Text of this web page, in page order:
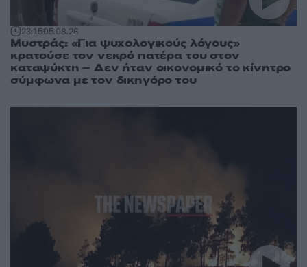
23:1505.08.26
Μυστράς: «Για ψυχολογικούς λόγους»
κρατούσε τον νεκρό πατέρα του στον
καταψύκτη – Δεν ήταν οικονομικό το κίνητρο
σύμφωνα με τον δικηγόρο του